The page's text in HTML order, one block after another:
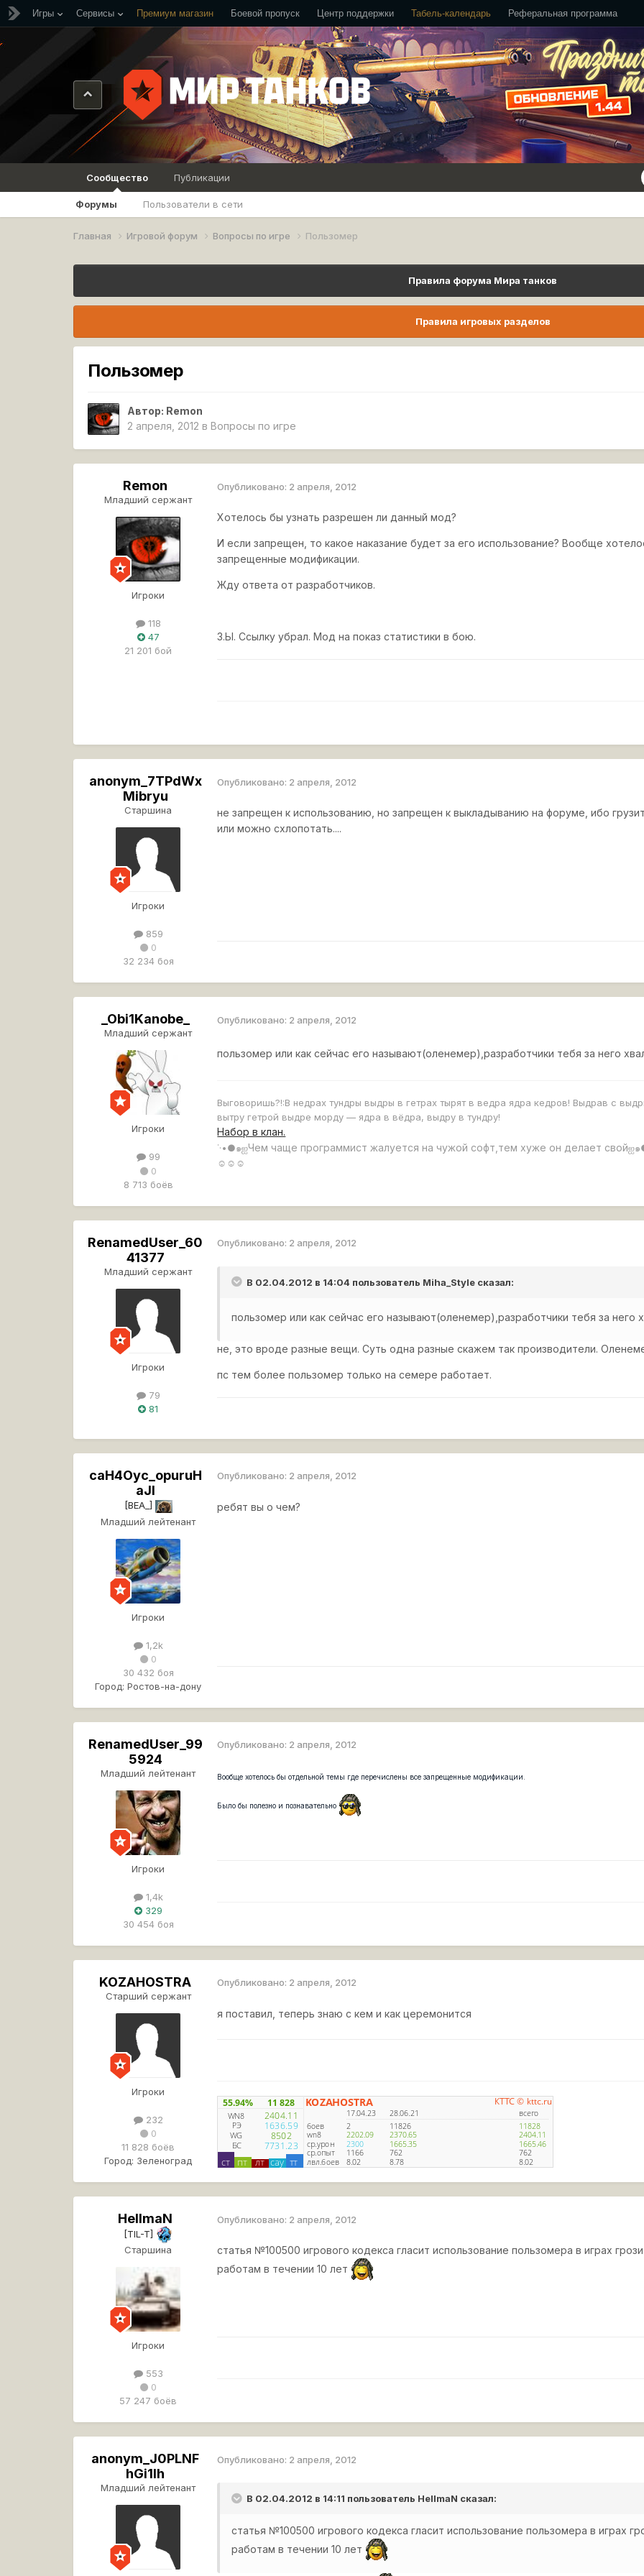
Игры Сервисы Премиум магазин Боевой пропуск Центр поддержки Табель-календарь Реферальная программа
Сообщество
Форумы Пользователи в сети
Публикации
Главная Игровой форум Вопросы по игре Пользомер
Правила форума Мира танков
Правила игровых разделов
Пользомер
Автор: Remon
2 апреля, 2012 в Вопросы по игре
Remon
Младший сержант
Игроки
118
47
21 201 бой
Опубликовано: 2 апреля, 2012
Хотелось бы узнать разрешен ли данный мод?
И если запрещен, то какое наказание будет за его использование? Вообще
запрещенные модификации.
Жду ответа от разработчиков.
З.Ы. Ссылку убрал. Мод на показ статистики в бою.
anonym_7TPdWx
Mibryu
Старшина
Игроки
859
0
32 234 боя
Опубликовано: 2 апреля, 2012
не запрещен к использованию, но запрещен к выкладыванию на форуме, ибо
или можно схлопотать....
_Obi1Kanobe_
Младший сержант
Игроки
99
0
8 713 боёв
Опубликовано: 2 апреля, 2012
пользомер или как сейчас его называют(оленемер),разработчики тебя за него
Выговоришь?!:В недрах тундры выдры в гетрах тырят в ведра ядра кедров! Выдрав с
вытру гетрой выдре морду — ядра в вёдра, выдру в тундру!
Набор в клан.
˙·•●๑ஐЧем чаще программист жалуется на чужой софт,тем хуже он делает свойஐ๑
☺☺☺
RenamedUser_60
41377
Младший сержант
Игроки
79
81
Опубликовано: 2 апреля, 2012
В 02.04.2012 в 14:04 пользователь Miha_Style сказал:
пользомер или как сейчас его называют(оленемер),разработчики тебя за него
не, это вроде разные вещи. Суть одна разные скажем так производители.
пс тем более пользомер только на семере работает.
caH4Oyc_opuruH
aJI
[BEA_]
Младший лейтенант
Игроки
1,2k
0
30 432 боя
Город: Ростов-на-дону
Опубликовано: 2 апреля, 2012
ребят вы о чем?
RenamedUser_99
5924
Младший лейтенант
Игроки
1,4k
329
30 454 боя
Опубликовано: 2 апреля, 2012
Вообще хотелось бы отдельной темы где перечислены все запрещенные модификации.
Было бы полезно и познавательно
KOZAHOSTRA
Старший сержант
Игроки
232
0
11 828 боёв
Город: Зеленоград
Опубликовано: 2 апреля, 2012
я поставил, теперь знаю с кем и как церемонится
HellmaN
[TIL-T]
Старшина
Игроки
553
0
57 247 боёв
Опубликовано: 2 апреля, 2012
статья №100500 игрового кодекса гласит использование пользомера в играх
работам в течении 10 лет
anonym_J0PLNF
hGi1lh
Младший лейтенант
Опубликовано: 2 апреля, 2012
В 02.04.2012 в 14:11 пользователь HellmaN сказал:
статья №100500 игрового кодекса гласит использование пользомера в играх
работам в течении 10 лет